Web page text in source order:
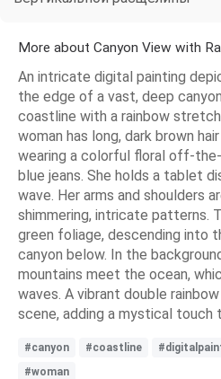
More about Canyon View with
An intricate digital painting
the edge of a vast, deep
coastline with a rainbow
woman has long, dark brown
wearing a colorful floral off-
blue jeans. She holds a tablet
wave. Her arms and shoulders
shimmering, intricate patterns.
green foliage, descending into
canyon below. In the
mountains meet the ocean,
waves. A vibrant double
scene, adding a mystical touch
#canyon #coastline
#woman